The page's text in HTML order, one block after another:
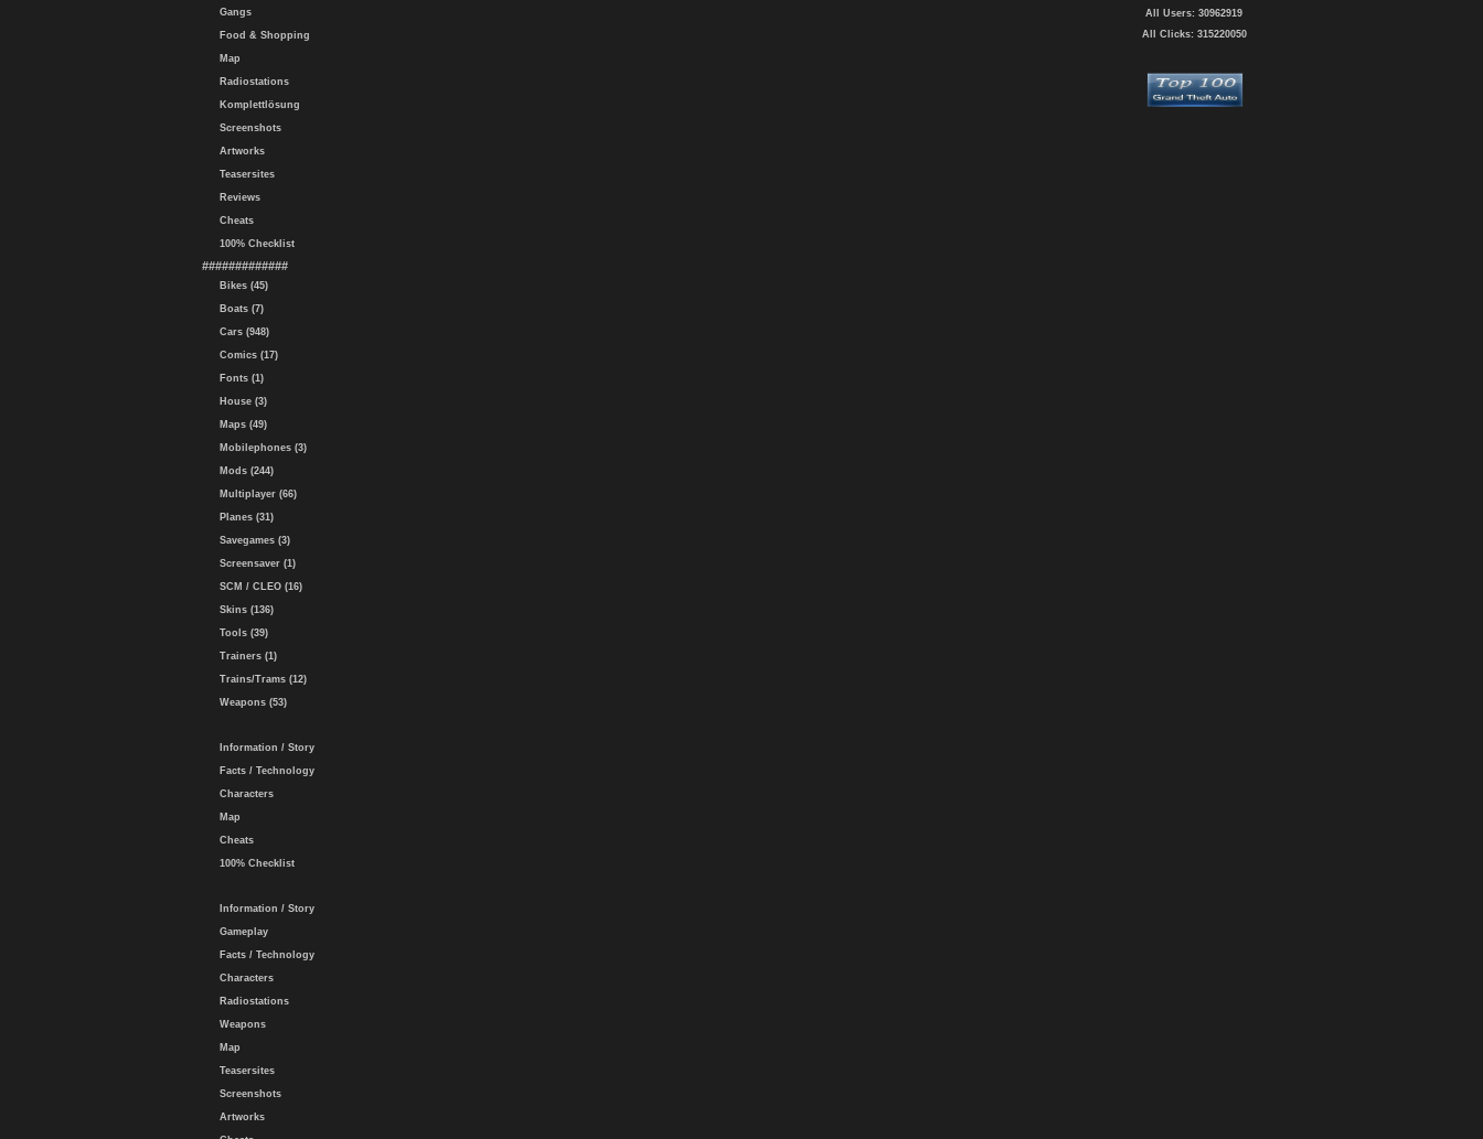
Gangs
Food & Shopping
Map
Radiostations
Komplettlösung
Screenshots
Artworks
Teasersites
Reviews
Cheats
100% Checklist
#############
Bikes (45)
Boats (7)
Cars (948)
Comics (17)
Fonts (1)
House (3)
Maps (49)
Mobilephones (3)
Mods (244)
Multiplayer (66)
Planes (31)
Savegames (3)
Screensaver (1)
SCM / CLEO (16)
Skins (136)
Tools (39)
Trainers (1)
Trains/Trams (12)
Weapons (53)
Information / Story
Facts / Technology
Characters
Map
Cheats
100% Checklist
Information / Story
Gameplay
Facts / Technology
Characters
Radiostations
Weapons
Map
Teasersites
Screenshots
Artworks
All Users: 30962919
All Clicks: 315220050